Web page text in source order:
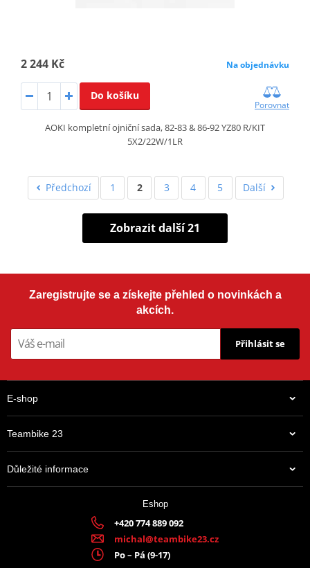
2 244 Kč Na objednávku
Do košíku
Porovnat
AOKI kompletní ojniční sada, 82-83 & 86-92 YZ80 R/KIT
5X2/22W/1LR
Předchozí 1 2 3 4 5 Další
Zobrazit další 21
Zaregistrujte se a získejte přehled o novinkách a
akcích.
Přihlásit se
E-shop
Teambike 23
Důležité informace
Eshop
+420 774 889 092
michal@teambike23.cz
Po – Pá (9-17)